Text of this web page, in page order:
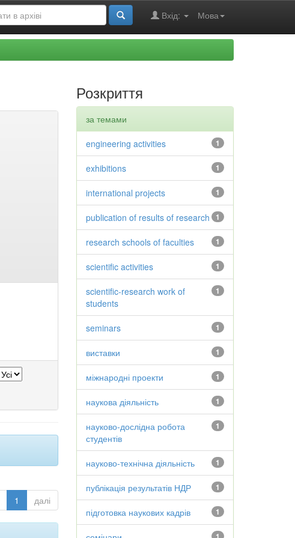
Мова
Вхід:
1 далі
Розкриття
за темами
1
engineering activities
1
exhibitions
1
international projects
1
publication of results of research
1
research schools of faculties
1
scientific activities
1
scientific-research work of
students
1
seminars
1
виставки
1
міжнародні проекти
1
наукова діяльність
1
науково-дослідна робота
студентів
1
науково-технічна діяльність
1
публікація результатів НДР
1
підготовка наукових кадрів